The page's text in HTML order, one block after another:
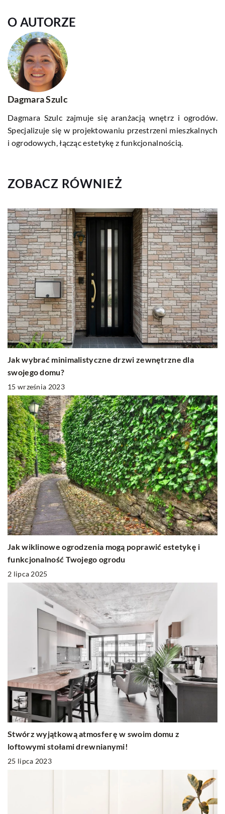
O AUTORZE
Dagmara Szulc
Dagmara Szulc zajmuje się aranżacją wnętrz i ogrodów.
Specjalizuje się w projektowaniu przestrzeni mieszkalnych
i ogrodowych, łącząc estetykę z funkcjonalnością.
ZOBACZ RÓWNIEŻ
Jak wybrać minimalistyczne drzwi zewnętrzne dla
swojego domu?
15 września 2023
Jak wiklinowe ogrodzenia mogą poprawić estetykę i
funkcjonalność Twojego ogrodu
2 lipca 2025
Stwórz wyjątkową atmosferę w swoim domu z
loftowymi stołami drewnianymi!
25 lipca 2023